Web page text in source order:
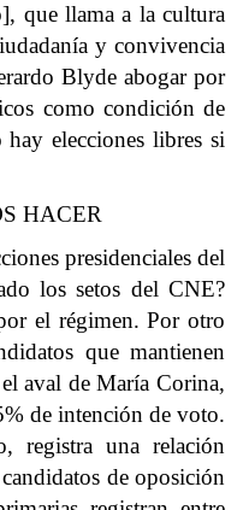
que llama a la cultura
y convivencia
Blyde abogar por
como condición de
elecciones libres si
HACER
presidenciales del
los setos del CNE?
el régimen. Por otro
que mantienen
aval de María Corina,
de intención de voto.
registra una relación
de oposición